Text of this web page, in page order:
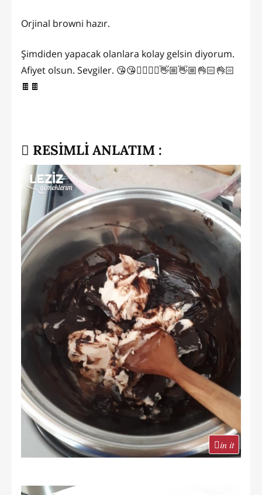
Orjinal browni hazır.
Şimdiden yapacak olanlara kolay gelsin diyorum.
Afiyet olsun. Sevgiler. 😘😘🙋‍♀️🙋‍♀️👋🏼👋🏼👌🏻👌🏻
🍫🍫
RESİMLİ ANLATIM :
in it